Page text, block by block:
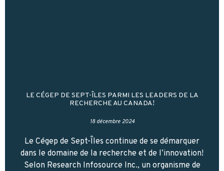
LE CÉGEP DE SEPT-ÎLES PARMI LES LEADERS DE LA
RECHERCHE AU CANADA!
18 décembre 2024
Le Cégep de Sept-Îles continue de se démarquer
dans le domaine de la recherche et de l’innovation!
Selon Research Infosource Inc., un organisme de